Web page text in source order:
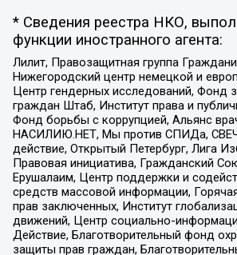
* Сведения реестра НКО,
функции иностранного агента:
Лилит, Правозащитная группа
Нижегородский центр немецкой и
Центр гендерных исследований, Фонд
граждан Штаб, Институт права и
Фонд борьбы с коррупцией, Альянс
НАСИЛИЮ.НЕТ, Мы против СПИДа,
действие, Открытый Петербург, Лига
Правовая инициатива, Гражданский
Ерушалаим, Центр поддержки и
средств массовой информации,
прав заключенных, Институт
движений, Центр социально-
Действие, Благотворительный фонд
защиты прав граждан,